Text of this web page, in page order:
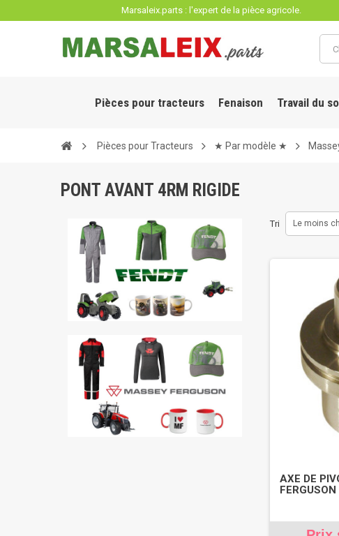
Marsaleix.parts : l'expert de la pièce agricole.
Pièces pour tracteurs Fenaison Travail du
Pièces pour Tracteurs ★ Par modèle ★
PONT AVANT 4RM RIGIDE
Tri Le moins
AXE DE
Panneau de gestion des cookies